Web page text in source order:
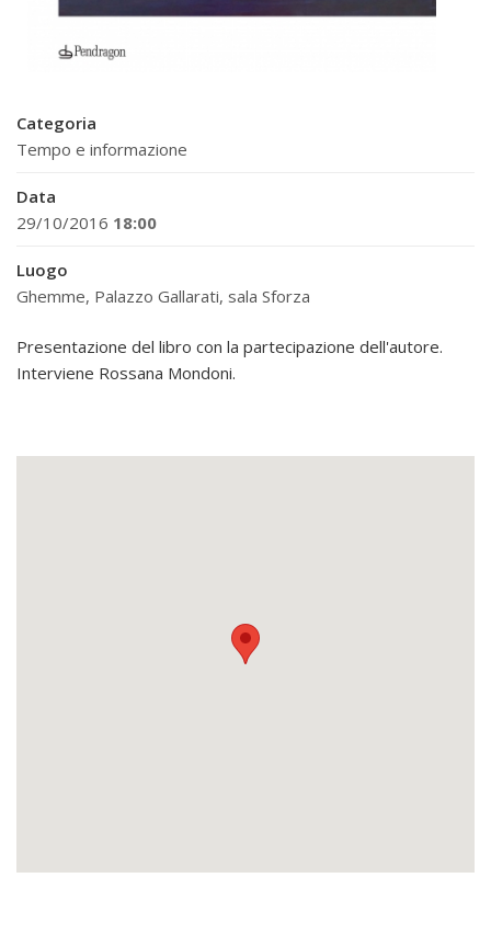
Categoria
Tempo e informazione
Data
29/10/2016 18:00
Luogo
Ghemme, Palazzo Gallarati, sala Sforza
Presentazione del libro con la partecipazione dell'autore.
Interviene Rossana Mondoni.